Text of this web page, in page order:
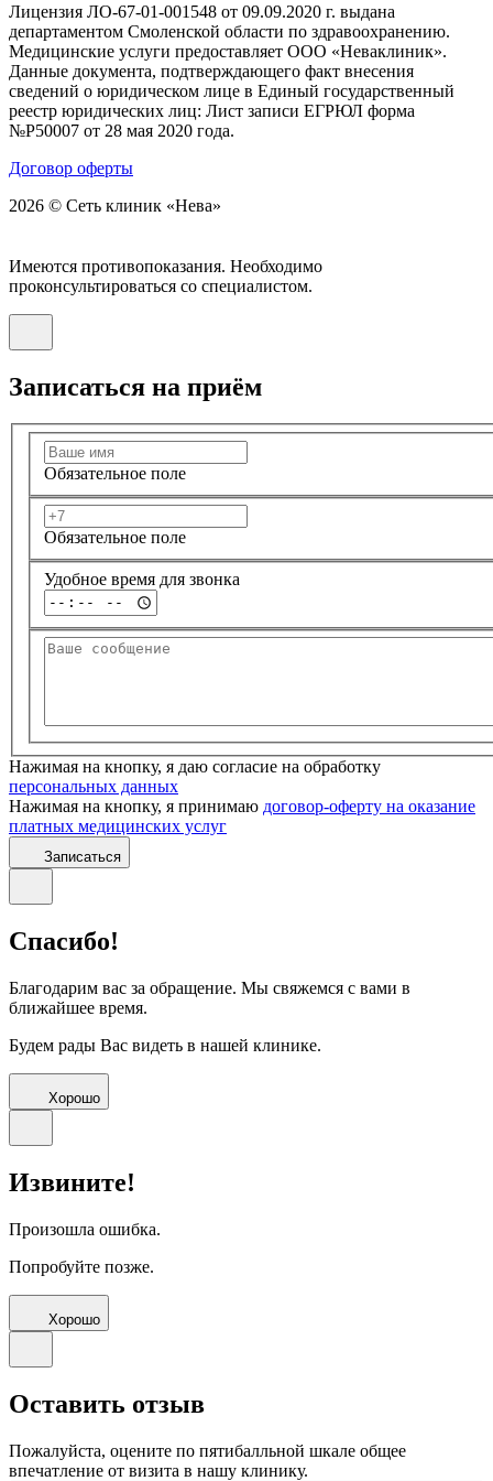
Лицензия ЛО-67-01-001548 от 09.09.2020 г. выдана
департаментом Смоленской области по здравоохранению.
Медицинские услуги предоставляет ООО «Неваклиник».
Данные документа, подтверждающего факт внесения
сведений о юридическом лице в Единый государственный
реестр юридических лиц: Лист записи ЕГРЮЛ форма
№Р50007 от 28 мая 2020 года.
Договор оферты
2026 © Сеть клиник «Нева»
Имеются противопоказания. Необходимо
проконсультироваться со специалистом.
Записаться на приём
Обязательное поле
Обязательное поле
Удобное время для звонка
Нажимая на кнопку, я даю согласие на обработку
персональных данных
Нажимая на кнопку, я принимаю договор-оферту на оказание
платных медицинских услуг
Записаться
Спасибо!
Благодарим вас за обращение. Мы свяжемся с вами в
ближайшее время.
Будем рады Вас видеть в нашей клинике.
Хорошо
Извините!
Произошла ошибка.
Попробуйте позже.
Хорошо
Оставить отзыв
Пожалуйста, оцените по пятибалльной шкале общее
впечатление от визита в нашу клинику.